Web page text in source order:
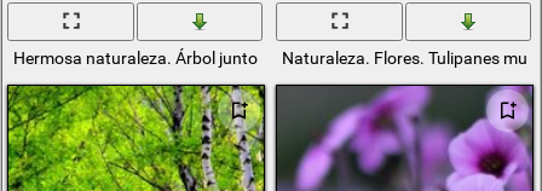
Hermosa naturaleza. Árbol junto al lagoNaturaleza. Flores. Tulipanes